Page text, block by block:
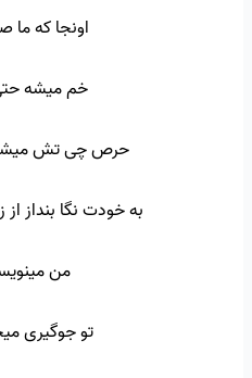
اونجا که ما
خم میشه
حرص چی تش
به خودت نگا بنداز
من
تو جوگیری